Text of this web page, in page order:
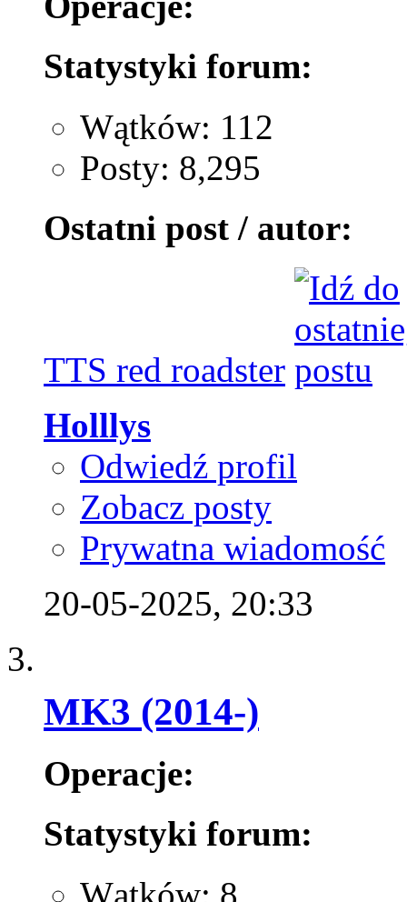
Statystyki forum:
Wątków: 112
Posty: 8,295
Ostatni post / autor:
TTS red roadster
Holllys
Odwiedź profil
Zobacz posty
Prywatna wiadomość
20-05-2025, 20:33
MK3 (2014-)
Operacje:
Statystyki forum:
Wątków: 8